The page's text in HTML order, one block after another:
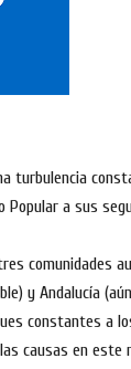
turbulencia
a sus
comunidades
y Andalucía
constantes a
causas en este